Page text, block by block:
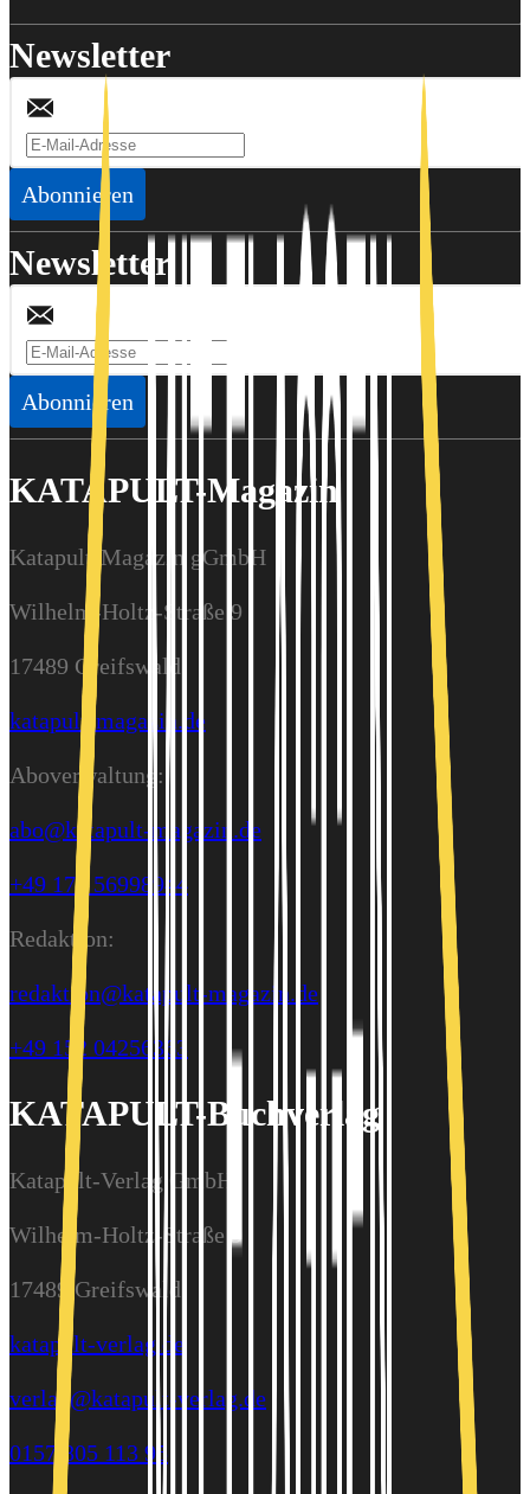
Newsletter
Abonnieren
Newsletter
Abonnieren
KATAPULT-Magazin
Katapult-Magazin gGmbH
Wilhelm-Holtz-Straße 9
17489 Greifswald
katapult-magazin.de
Aboverwaltung:
abo@katapult-magazin.de
+49 176 56998944
Redaktion:
redaktion@katapult-magazin.de
+49 152 04256363
KATAPULT-Buchverlag
Katapult-Verlag GmbH
Wilhelm-Holtz-Straße 9
17489 Greifswald
katapult-verlag.de
verlag@katapult-verlag.de
0157 805 113 95